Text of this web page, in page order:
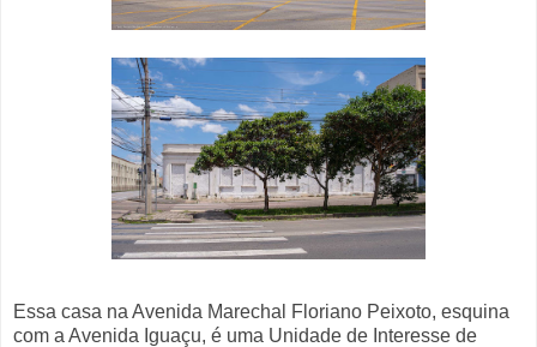
Essa casa na Avenida Marechal Floriano Peixoto, esquina
com a Avenida Iguaçu, é uma Unidade de Interesse de